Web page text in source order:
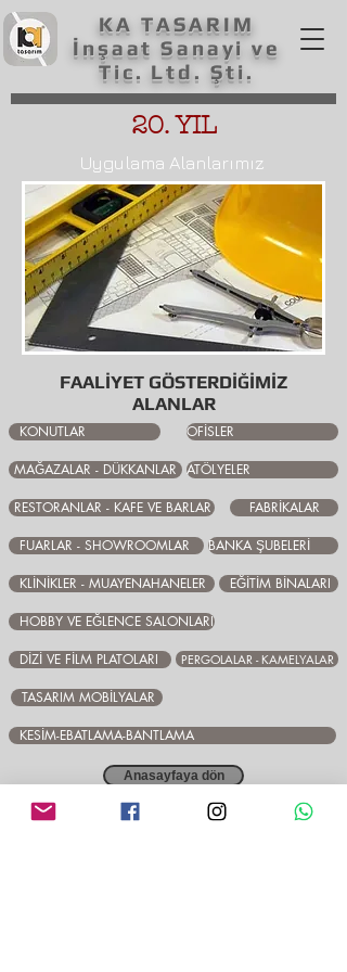
KA TASARIM
İnşaat Sanayi ve
Tic. Ltd. Şti.
20. YIL
Uygulama Alanlarımız
FAALİYET GÖSTERDİĞİMİZ
ALANLAR
KONUTLAR OFİSLER
MAĞAZALAR - DÜKKANLAR ATÖLYELER
RESTORANLAR - KAFE VE BARLAR FABRİKALAR
FUARLAR - SHOWROOMLAR BANKA ŞUBELERİ
KLİNİKLER - MUAYENAHANELER EĞİTİM BİNALARI
HOBBY VE EĞLENCE SALONLARI
DİZİ VE FİLM PLATOLARI PERGOLALAR - KAMELYALAR
TASARIM MOBİLYALAR
KESİM-EBATLAMA-BANTLAMA
Anasayfaya dön